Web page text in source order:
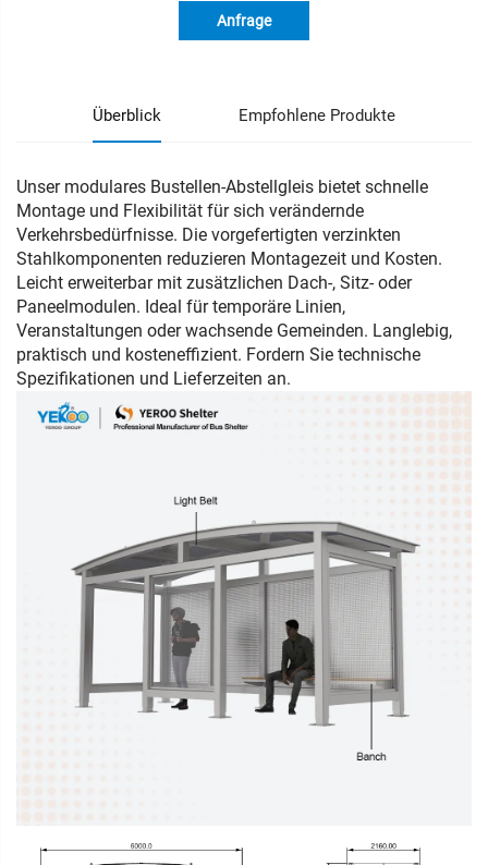
Anfrage
Überblick Empfohlene Produkte
Unser modulares Bustellen-Abstellgleis bietet schnelle
Montage und Flexibilität für sich verändernde
Verkehrsbedürfnisse. Die vorgefertigten verzinkten
Stahlkomponenten reduzieren Montagezeit und Kosten.
Leicht erweiterbar mit zusätzlichen Dach-, Sitz- oder
Paneelmodulen. Ideal für temporäre Linien,
Veranstaltungen oder wachsende Gemeinden. Langlebig,
praktisch und kosteneffizient. Fordern Sie technische
Spezifikationen und Lieferzeiten an.